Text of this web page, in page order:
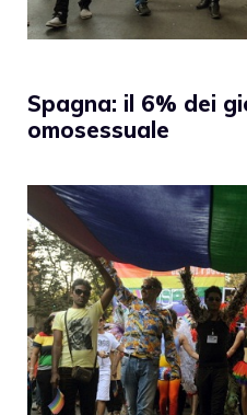
Spagna: il 6% dei
omosessuale